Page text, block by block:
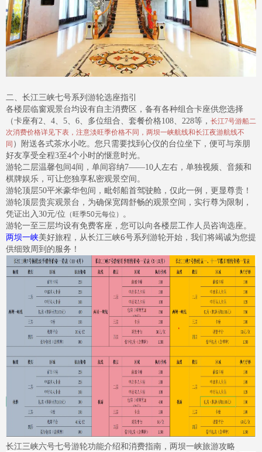
二、长江三峡七号系列游轮选座指引
各楼层临窗观景台均设有自主消费区，备有各种组合卡座供您选择
（卡座有2、 4、 5、 6、多位组合、套餐价格108、228等， 长江7号游船二
次消费价格详见下表，注意淡旺季价格不同，两坝一峡航线和长江夜游航线不
同 ）附送各式茶水小吃。您只需要找到心仪的台位坐下，便可与亲朋
好友享受全程3至4个小时的惬意时光。
游轮二层温馨包间4间，单间容纳7——10人左右，单独视频、音频和
棋牌娱乐，可让您独享私密观景空间。
游轮顶层50平米豪华包间，毗邻船首驾驶舱，仅此一例，更显尊贵！
游轮顶层贵宾观景台，为确保宽阔舒畅的观景空间，实行尊为限制，
凭证出入30元/位 （旺季50元每位） 。
游轮一至三层均设有免费客座，您可以向各楼层工作人员咨询选座。
两坝一峡美好旅程，从长江三峡6号系列游轮开始， 我们将竭诚为您提
供细致周到的服务！
长江三峡六号七号游轮功能介绍和消费指南，两坝一峡旅游攻略